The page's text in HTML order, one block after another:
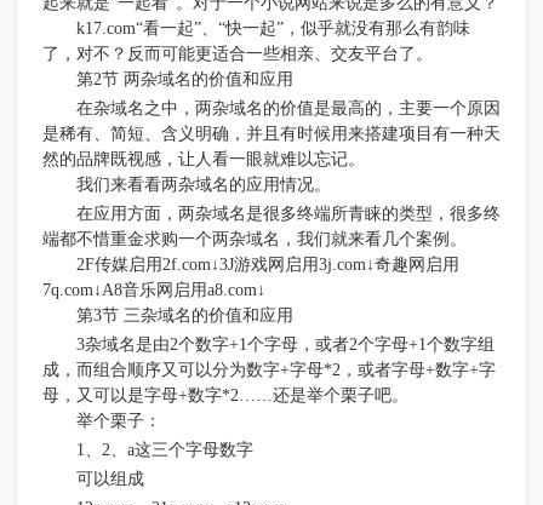
k17.com“看一起”、“快一起”，似乎就没有那么有韵味
了，对不？反而可能更适合一些相亲、交友平台了。
第2节 两杂域名的价值和应用
在杂域名之中，两杂域名的价值是最高的，主要一个原因
是稀有、简短、含义明确，并且有时候用来搭建项目有一种天
然的品牌既视感，让人看一眼就难以忘记。
我们来看看两杂域名的应用情况。
在应用方面，两杂域名是很多终端所青睐的类型，很多终
端都不惜重金求购一个两杂域名，我们就来看几个案例。
2F传媒启用2f.com↓3J游戏网启用3j.com↓奇趣网启用
7q.com↓A8音乐网启用a8.com↓
第3节 三杂域名的价值和应用
3杂域名是由2个数字+1个字母，或者2个字母+1个数字组
成，而组合顺序又可以分为数字+字母*2，或者字母+数字+字
母，又可以是字母+数字*2……还是举个栗子吧。
举个栗子：
1、2、a这三个字母数字
可以组成